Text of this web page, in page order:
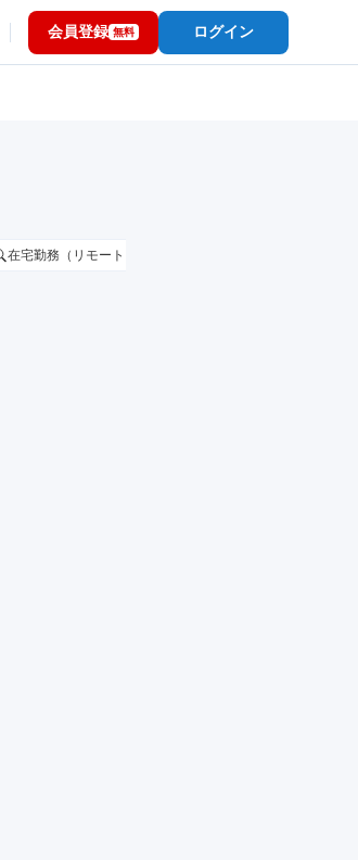
会員登録 無料 ログイン
在宅勤務（リモートワーク）OK